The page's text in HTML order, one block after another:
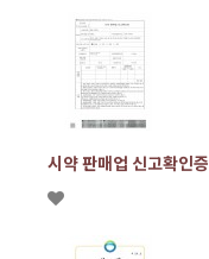
시약 판매업 신고확인증